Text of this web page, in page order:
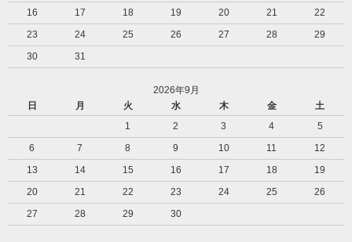
16
17 18 19 20 21
22
23
24 25 26 27 28
29
30
31
2026年9月
日
月 火 水 木 金
土
1
2 3 4
5
6
7 8 9 10 11
12
13
14 15 16 17 18
19
20
21 22 23 24 25
26
27
28 29 30